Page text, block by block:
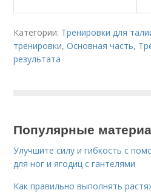
Категории: Тренировки для
тренировки,Основная часть,
результата
Популярные
Улучшите силу и гибкость с
для ног и ягодиц с гантелями
Как правильно выполнять